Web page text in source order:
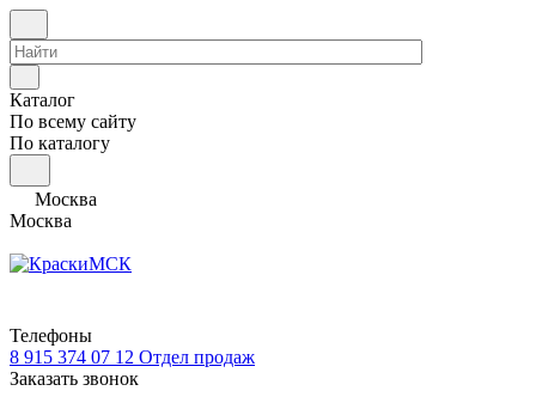
Каталог
По всему сайту
По каталогу
Москва
Москва
Телефоны
8 915 374 07 12 Отдел продаж
Заказать звонок